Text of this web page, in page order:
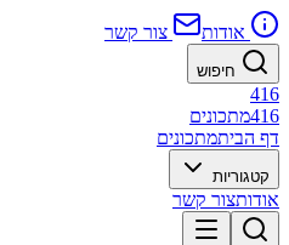
אודות צור קשר
חיפוש
416
416מתכונים
דף הביתמתכונים
קטגוריות
אודותצור קשר